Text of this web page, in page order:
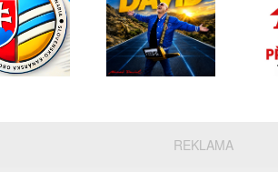
REKLAMA